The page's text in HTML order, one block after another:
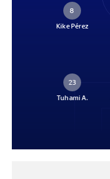
8
Kike Pérez
23
Tuhami A.